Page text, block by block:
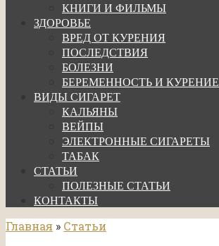
КНИГИ И ФИЛЬМЫ
ЗДОРОВЬЕ
ВРЕД ОТ КУРЕНИЯ
ПОСЛЕДСТВИЯ
БОЛЕЗНИ
БЕРЕМЕННОСТЬ И КУРЕНИЕ
ВИДЫ СИГАРЕТ
КАЛЬЯНЫ
ВЕЙПЫ
ЭЛЕКТРОННЫЕ СИГАРЕТЫ
ТАБАК
СТАТЬИ
ПОЛЕЗНЫЕ СТАТЬИ
КОНТАКТЫ
Главная » Статьи